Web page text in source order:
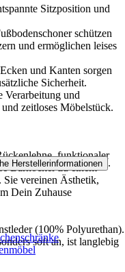
Sitzposition und
schützen
und ermöglichen leises
und Kanten sorgen
Sicherheit.
Verarbeitung und
zeitloses Möbelstück.
funktionaler
Barhocker zu einem
vereinen Ästhetik,
Dein Zuhause
(100% Polyurethan).
soft an, ist langlebig
Herstellerinformationen .